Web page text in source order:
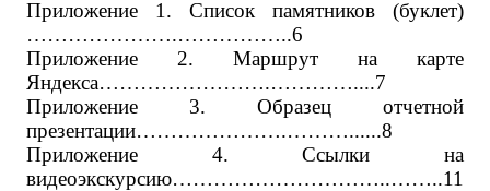
Приложение 1. Список памятников (буклет)
………………….……………..6
Приложение 2. Маршрут на карте
Яндекса…………………….…………....7
Приложение 3. Образец отчетной
презентации………………….………......8
Приложение 4. Ссылки на
видеоэкскурсию…………………………..……..11